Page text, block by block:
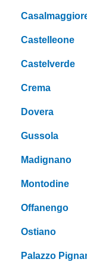
Castelleone
Castelverde
Crema
Dovera
Gussola
Madignano
Montodine
Offanengo
Ostiano
Palazzo